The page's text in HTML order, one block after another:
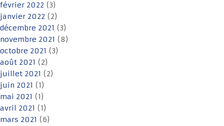
février 2022 (3)
janvier 2022 (2)
décembre 2021 (3)
novembre 2021 (8)
octobre 2021 (3)
août 2021 (2)
juillet 2021 (2)
juin 2021 (1)
mai 2021 (1)
avril 2021 (1)
mars 2021 (6)